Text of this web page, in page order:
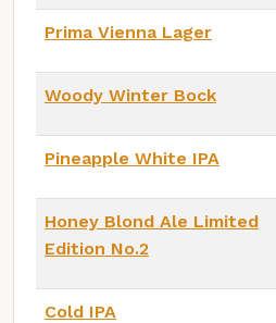
Prima Vienna Lager
Woody Winter Bock
Pineapple White IPA
Honey Blond Ale Limited
Edition No.2
Cold IPA